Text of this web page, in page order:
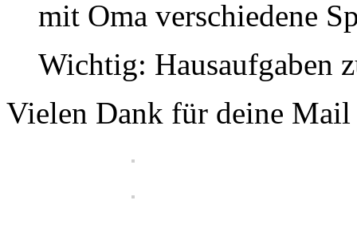
mit Oma verschiedene
Wichtig: Hausaufgaben
Vielen Dank für deine